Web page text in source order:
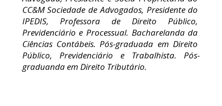
O ESCRITÓRIO
EQUIPE
CC&M Sociedade de Advogados, Presidente do
IPEDIS, Professora de Direito Público,
Previdenciário e Processual. Bacharelanda da
Ciências Contábeis. Pós-graduada em Direito
Público, Previdenciário e Trabalhista. Pós-
graduanda em Direito Tributário.